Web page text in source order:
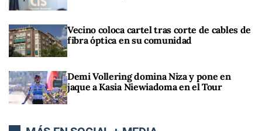
Vecino coloca cartel tras corte de cables de
fibra óptica en su comunidad
Demi Vollering domina Niza y pone en
jaque a Kasia Niewiadoma en el Tour